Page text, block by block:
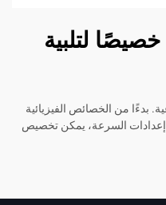
لتلبية
بدءًا من الخصائص الفيزيائية
السرعة، يمكن تخصيص